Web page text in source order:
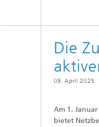
Die
09. April 2025
Am 1.
bietet